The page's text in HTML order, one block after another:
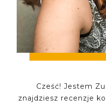
Cześć! Jestem
znajdziesz recenzje